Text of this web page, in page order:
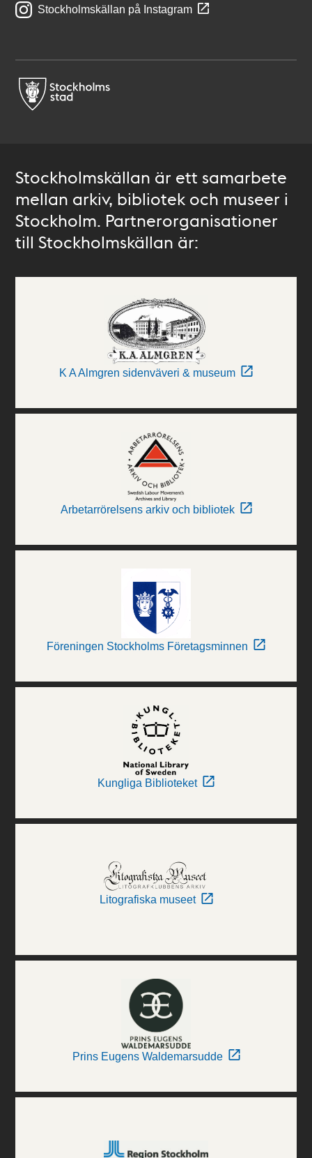
Stockholmskällan på Instagram
Stockholmskällan är ett samarbete
mellan arkiv, bibliotek och museer i
Stockholm. Partnerorganisationer
till Stockholmskällan är:
K A Almgren sidenväveri & museum
Arbetarrörelsens arkiv och bibliotek
Föreningen Stockholms Företagsminnen
Kungliga Biblioteket
Litografiska museet
Prins Eugens Waldemarsudde